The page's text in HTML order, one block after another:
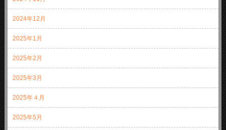
2024年12月
2025年1月
2025年2月
2025年3月
2025年４月
2025年5月